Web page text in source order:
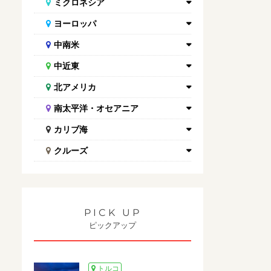
ミクロネシア
ヨーロッパ
中南米
中近東
北アメリカ
南太平洋・オセアニア
カリブ海
クルーズ
PICK UP
ピックアップ
トルコ